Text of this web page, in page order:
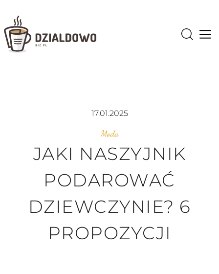
17.01.2025
Moda
JAKI NASZYJNIK
PODAROWAĆ
DZIEWCZYNIE? 6
PROPOZYCJI